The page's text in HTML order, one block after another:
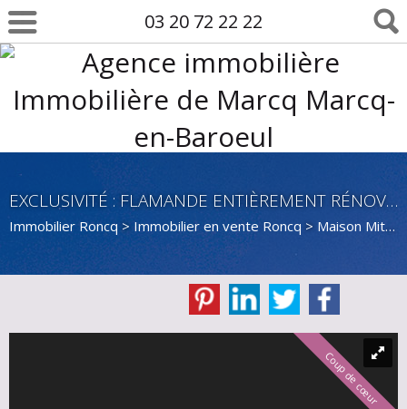
03 20 72 22 22
EXCLUSIVITÉ : FLAMANDE ENTIÈREMENT RÉNOVÉE
Immobilier Roncq > Immobilier en vente Roncq > Maison Mitoyenne 2 côtés en vente Roncq
Coup de cœur